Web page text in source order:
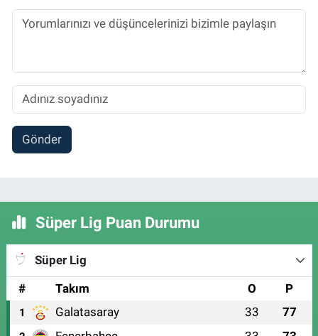
Gönder
Süper Lig Puan Durumu
Süper Lig
#
Takım O P
1 Galatasaray 33 77